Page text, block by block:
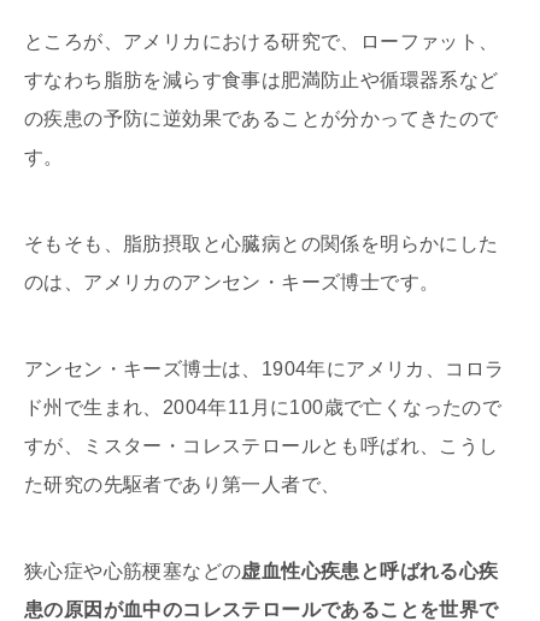
ところが、アメリカにおける研究で、ローファット、
すなわち脂肪を減らす食事は肥満防止や循環器系など
の疾患の予防に逆効果であることが分かってきたので
す。
そもそも、脂肪摂取と心臓病との関係を明らかにした
のは、アメリカのアンセン・キーズ博士です。
アンセン・キーズ博士は、1904年にアメリカ、コロラ
ド州で生まれ、2004年11月に100歳で亡くなったので
すが、ミスター・コレステロールとも呼ばれ、こうし
た研究の先駆者であり第一人者で、
狭心症や心筋梗塞などの虚血性心疾患と呼ばれる心疾
患の原因が血中のコレステロールであることを世界で